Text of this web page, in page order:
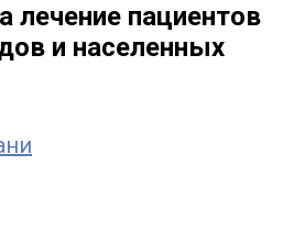
лечение пациентов
и населенных